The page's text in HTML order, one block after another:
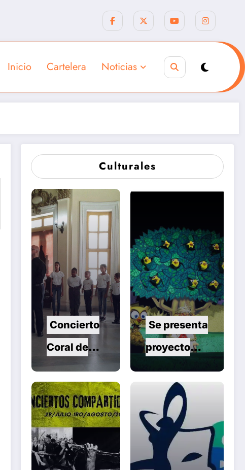
Inicio Cartelera Noticias
Culturales
Concierto
Coral de
Verano en
Santa Clara
Se presenta
proyecto
Pelusín del
Monte de
Artes
Escénicas.